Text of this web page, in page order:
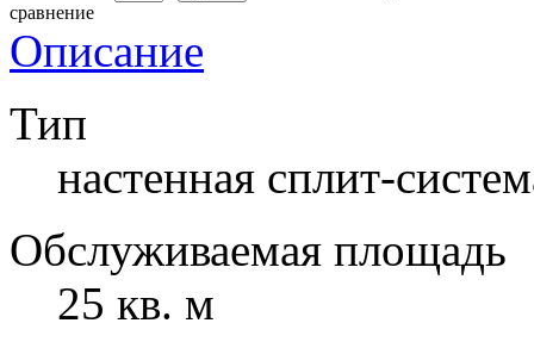
сравнение
Описание
Тип
настенная сплит-
Обслуживаемая площадь
25 кв. м